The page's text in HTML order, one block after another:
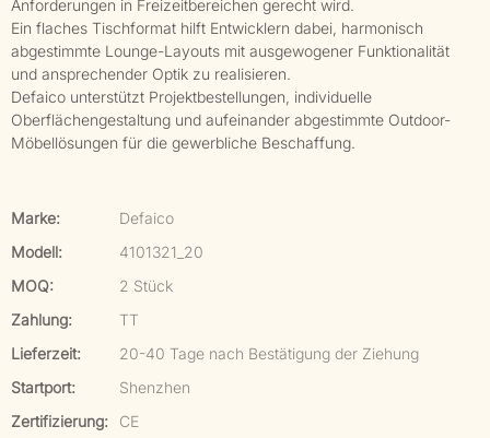
Anforderungen in Freizeitbereichen gerecht wird.
Ein flaches Tischformat hilft Entwicklern dabei, harmonisch
abgestimmte Lounge-Layouts mit ausgewogener Funktionalität
und ansprechender Optik zu realisieren.
Defaico unterstützt Projektbestellungen, individuelle
Oberflächengestaltung und aufeinander abgestimmte Outdoor-
Möbellösungen für die gewerbliche Beschaffung.
Marke:
Defaico
Modell:
4101321_20
MOQ:
2 Stück
Zahlung:
TT
Lieferzeit:
20-40 Tage nach Bestätigung der Ziehung
Startport:
Shenzhen
Zertifizierung:
CE